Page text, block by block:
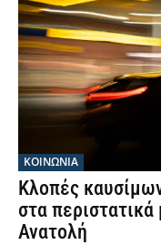
ΚΟΙΝΩΝΙΑ
Κλοπές
στα
Ανατολή